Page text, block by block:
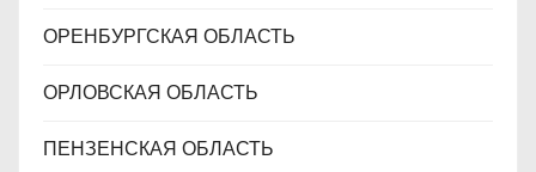
ОРЕНБУРГСКАЯ ОБЛАСТЬ
ОРЛОВСКАЯ ОБЛАСТЬ
ПЕНЗЕНСКАЯ ОБЛАСТЬ